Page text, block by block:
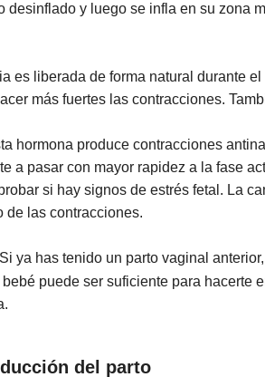
desinflado y luego se infla en su zona
es liberada de forma natural durante
más fuertes las contracciones.
hormona produce contracciones
a pasar con mayor rapidez a la fase
si hay signos de estrés fetal. La
de las contracciones.
Si ya has tenido un parto vaginal
puede ser suficiente para hacerte
del parto